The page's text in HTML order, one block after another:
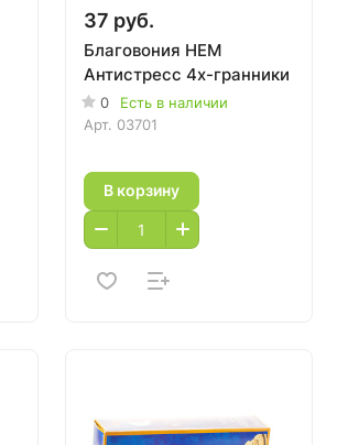
37 руб.
Благовония HEM
Антистресс 4х-гранники
0
Есть в наличии
Арт. 03701
В корзину